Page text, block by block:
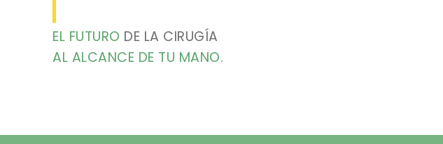
EL FUTURO DE LA CIRUGÍA
AL ALCANCE DE TU MANO.